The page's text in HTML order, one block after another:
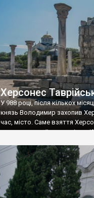
візантійської доби. Раритети
культурної спадщини ЮНЕСКО
Офіційно – на виставку
влада в Україні вважають це
Херсонес
У 988 році, після кількох
князь Володимир захопив
час, місто. Саме взяття
диктувати свої умови
Херсонесі Володимир-
християнином. А потім було
Херсонесу Таврійського